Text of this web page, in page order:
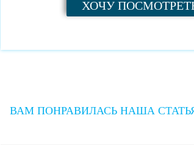
ХОЧУ
ВАМ ПОНРАВИЛАСЬ НАША